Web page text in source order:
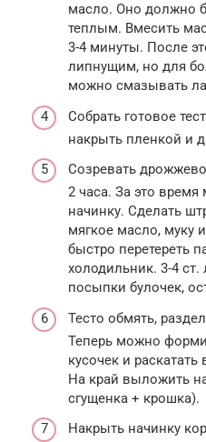
масло. Оно должно
теплым. Вмесить
3-4 минуты. После
липнущим, но для
можно смазывать
Собрать готовое
накрыть пленкой и
Созревать
2 часа. За это
начинку. Сделать
мягкое масло, муку
быстро перетереть
холодильник. 3-4
посыпки булочек,
Тесто обмять,
Теперь можно
кусочек и
На край выложить
сгущенка + крошка).
Накрыть начинку